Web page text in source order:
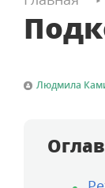
Людмила